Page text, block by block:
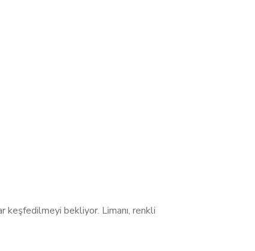
keşfedilmeyi bekliyor. Limanı, renkli